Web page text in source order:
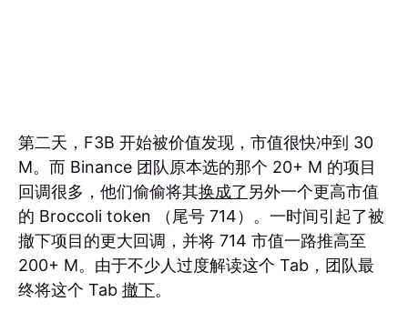
第二天，F3B 开始被价值发现，市值很快冲到 30
M。而 Binance 团队原本选的那个 20+ M 的项目
回调很多，他们偷偷将其换成了另外一个更高市值
的 Broccoli token （尾号 714）。一时间引起了被
撤下项目的更大回调，并将 714 市值一路推高至
200+ M。由于不少人过度解读这个 Tab，团队最
终将这个 Tab 撤下。